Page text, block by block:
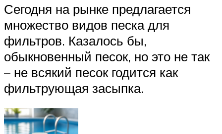
Сегодня на рынке предлагается
множество видов песка для
фильтров. Казалось бы,
обыкновенный песок, но это не так
– не всякий песок годится как
фильтрующая засыпка.